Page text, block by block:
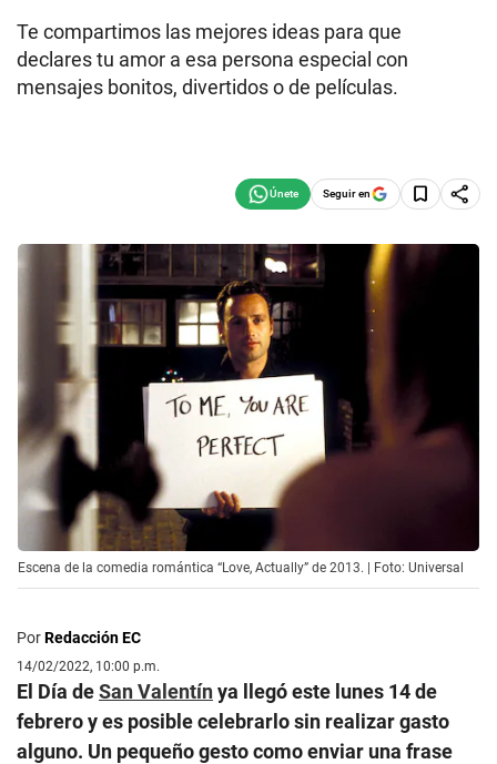
Te compartimos las mejores ideas para que
declares tu amor a esa persona especial con
mensajes bonitos, divertidos o de películas.
Seguir en
Escena de la comedia romántica “Love, Actually” de 2013. | Foto: Universal
PorRedacción EC
14/02/2022, 10:00 p.m.
El Día deSan Valentínya llegó este lunes 14 de
febrero y es posible celebrarlo sin realizar gasto
alguno. Un pequeño gesto como enviar una frase